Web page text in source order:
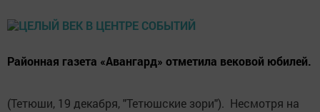
Районная газета «Авангард» отметила вековой юбилей.
(Тетюши, 19 декабря, "Тетюшские зори"). Несмотря на